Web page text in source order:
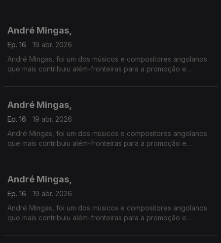
André Mingas,
Ep. 16
19 abr. 2026
André Mingas, foi um dos músicos e compositores angolanos
que mais contribuiu além-fronteiras para a promoção e
André Mingas,
Ep. 16
19 abr. 2026
André Mingas, foi um dos músicos e compositores angolanos
que mais contribuiu além-fronteiras para a promoção e
André Mingas,
Ep. 16
19 abr. 2026
André Mingas, foi um dos músicos e compositores angolanos
que mais contribuiu além-fronteiras para a promoção e